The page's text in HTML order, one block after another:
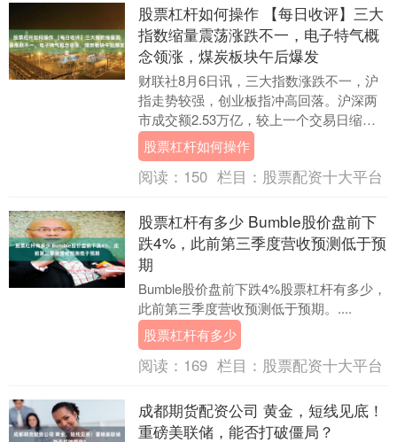
股票杠杆如何操作 【每日收评】三大
指数缩量震荡涨跌不一，电子特气概
念领涨，煤炭板块午后爆发
财联社8月6日讯，三大指数涨跌不一，沪
指走势较强，创业板指冲高回落。沪深两
市成交额2.53万亿，较上一个交易日缩量
1309亿。盘面上，市场热点快速轮动，全
市场超....
股票杠杆如何操作
阅读： 150 栏目： 股票配资十大平台
股票杠杆有多少 Bumble股价盘前下
跌4%，此前第三季度营收预测低于预
期
Bumble股价盘前下跌4%股票杠杆有多少，
此前第三季度营收预测低于预期。....
股票杠杆有多少
阅读： 169 栏目： 股票配资十大平台
成都期货配资公司 黄金，短线见底！
重磅美联储，能否打破僵局？